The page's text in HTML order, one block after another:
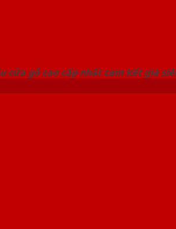
cửa gỗ cao cấp nhất cam kết giá